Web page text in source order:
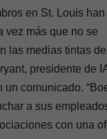
en St. Louis han
vez más que no se
las medias tintas de
presidente de
un comunicado.
a sus
con una